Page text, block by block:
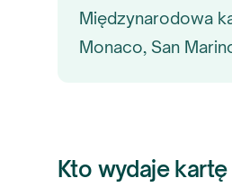
Międzynarodowa
Monaco, San
Kto wydaje kartę